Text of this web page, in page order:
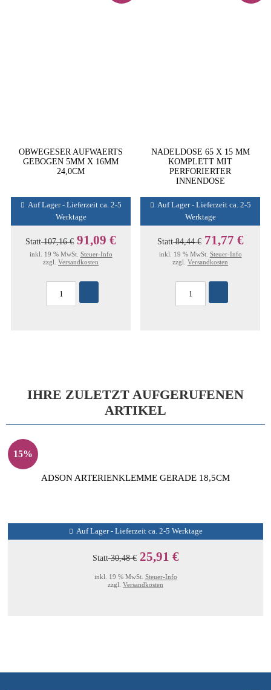
OBWEGESER AUFWAERTS
GEBOGEN 5MM X 16MM
24,0CM
Auf Lager - Lieferzeit ca. 2-5
Werktage
Statt107,16 € 91,09 €
inkl. 19 % MwSt. Steuer-Info
zzgl. Versandkosten
NADELDOSE 65 X 15 MM
KOMPLETT MIT
PERFORIERTER
INNENDOSE
Auf Lager - Lieferzeit ca. 2-5
Werktage
Statt84,44 € 71,77 €
inkl. 19 % MwSt. Steuer-Info
zzgl. Versandkosten
IHRE ZULETZT AUFGERUFENEN
ARTIKEL
15%
ADSON ARTERIENKLEMME GERADE 18,5CM
Auf Lager - Lieferzeit ca. 2-5 Werktage
Statt30,48 € 25,91 €
inkl. 19 % MwSt. Steuer-Info
zzgl. Versandkosten